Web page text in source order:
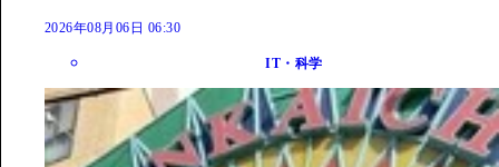
2026年08月06日 06:30
IT・科学